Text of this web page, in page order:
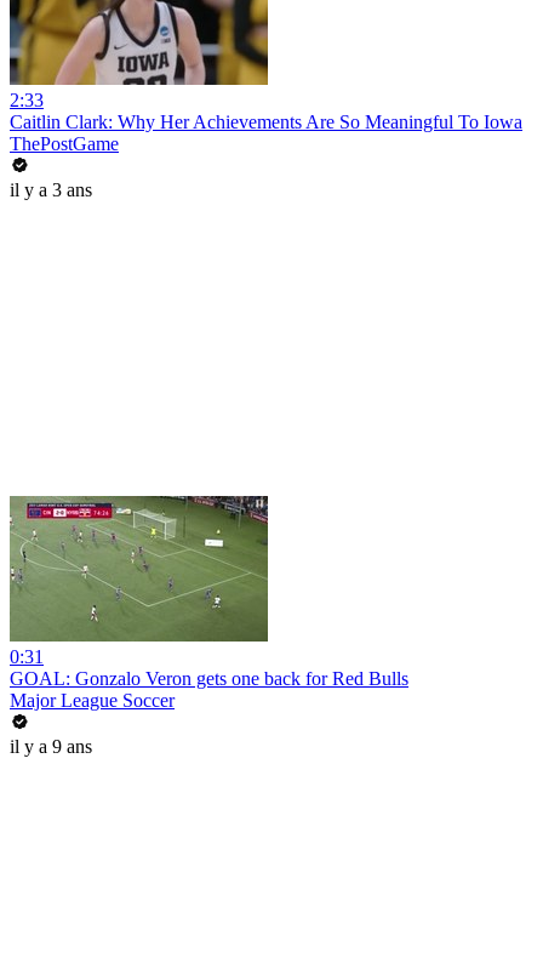
2:33
Caitlin Clark: Why Her Achievements Are So Meaningful To Iowa
ThePostGame
il y a 3 ans
0:31
GOAL: Gonzalo Veron gets one back for Red Bulls
Major League Soccer
il y a 9 ans